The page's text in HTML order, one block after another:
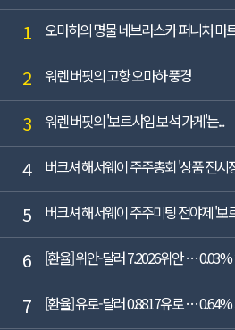
1 오마하의 명물 네브라스카 퍼니처 마
2 워렌 버핏의 고향 오마하 풍경
3 워렌 버핏의 '보르샤임 보석 가게'는...
4 버크셔 해서웨이 주주총회 '상품 전시
5 버크셔 해서웨이 주주미팅 전야제 '보
6 [환율] 위안-달러 7.2026위안 …
7 [환율] 유로-달러 0.8817유로 …